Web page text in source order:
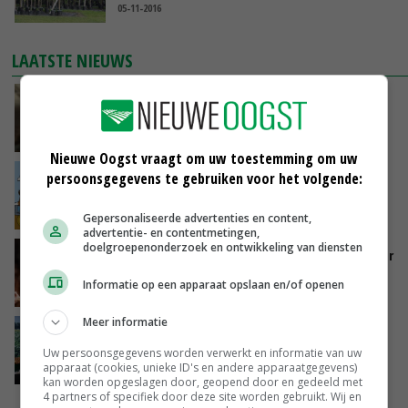
05-11-2016
LAATSTE NIEUWS
‘Samenwerking A-ware en Amalthea gaat
zorgen voor meer balans’
Internationale vraag naar geitenzuivel blijft
GISTEREN, 15:33
Vlaamse varkensstapel krimpt, pluimveesector
GISTEREN, 15:20
je gelukkig van wordt’
GISTEREN, 13:31
Nieuwe Oogst vraagt om uw toestemming om uw
persoonsgegevens te gebruiken voor het volgende:
Gepersonaliseerde advertenties en content,
advertentie- en contentmetingen,
doelgroepenonderzoek en ontwikkeling van diensten
Informatie op een apparaat opslaan en/of openen
Meer informatie
Uw persoonsgegevens worden verwerkt en informatie van uw
apparaat (cookies, unieke ID's en andere apparaatgegevens)
kan worden opgeslagen door, geopend door en gedeeld met
4 partners of specifiek door deze site worden gebruikt. Wij en